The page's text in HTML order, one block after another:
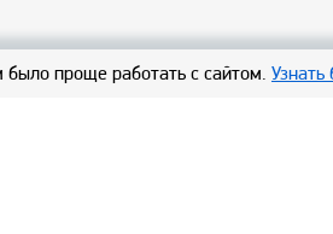
проще работать с сайтом.